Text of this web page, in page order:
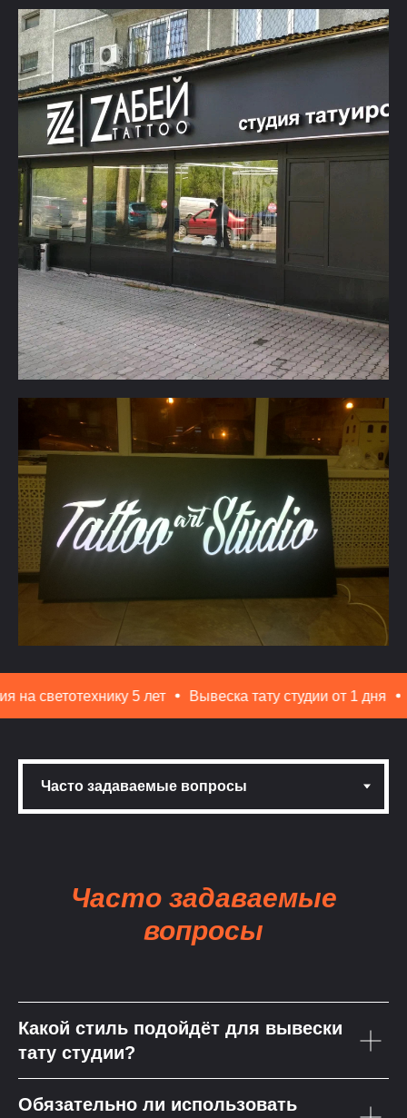
5 лет Вывеска тату студии от 1 дня Бесплатный
Часто задаваемые
вопросы
Какой стиль подойдёт для вывески
тату студии?
Обязательно ли использовать